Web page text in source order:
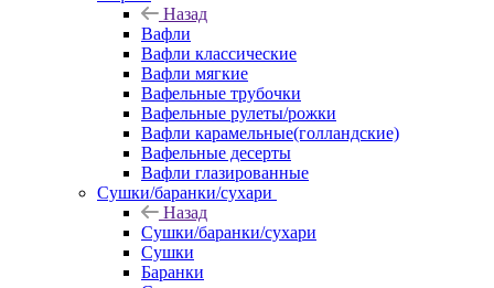
Назад
Вафли
Вафли классические
Вафли мягкие
Вафельные трубочки
Вафельные рулеты/рожки
Вафли карамельные(голландские)
Вафельные десерты
Вафли глазированные
Сушки/баранки/сухари
Назад
Сушки/баранки/сухари
Сушки
Баранки